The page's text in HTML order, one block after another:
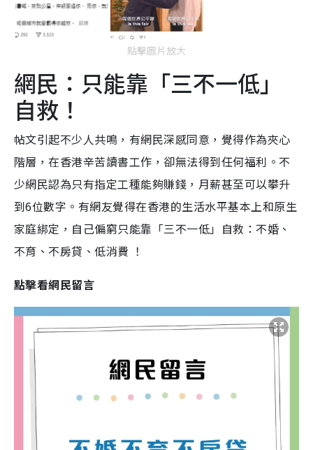
點擊圖片放大
網民：只能靠「三不一低」
自救！
帖文引起不少人共鳴，有網民深感同意，覺得作為夾心
階層，在香港辛苦讀書工作，卻無法得到任何福利。不
少網民認為只有指定工種能夠賺錢，月薪甚至可以攀升
到6位數字。有網友覺得在香港的生活水平基本上和原生
家庭綁定，自己偏窮只能靠「三不一低」自救：不婚、
不育、不房貸、低消費 ！
點擊看網民留言